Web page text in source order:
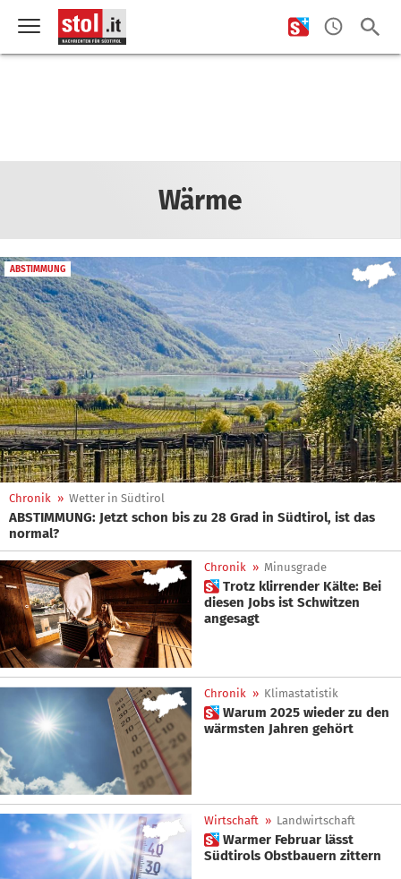
Wärme
ABSTIMMUNG
Chronik » Wetter in Südtirol
ABSTIMMUNG: Jetzt schon bis zu 28 Grad in Südtirol, ist das
normal?
Chronik » Minusgrade
 Trotz klirrender Kälte: Bei
diesen Jobs ist Schwitzen
angesagt
Chronik » Klimastatistik
 Warum 2025 wieder zu den
wärmsten Jahren gehört
Wirtschaft » Landwirtschaft
 Warmer Februar lässt
Südtirols Obstbauern zittern